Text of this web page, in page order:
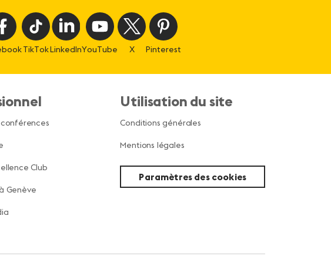
TikTokLinkedInYouTube X Pinterest
Club
Genève
Utilisation du site
Conditions générales
Mentions légales
Paramètres des cookies